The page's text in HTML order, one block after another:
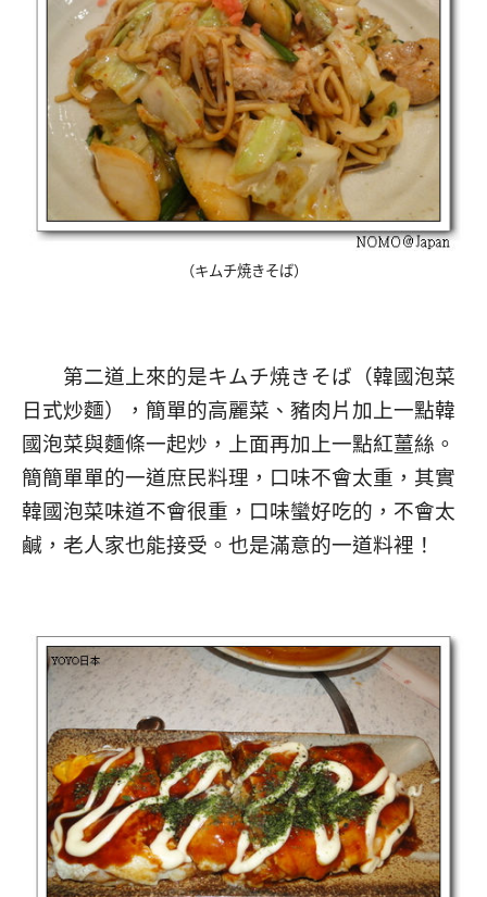
（キムチ焼きそば）
第二道上來的是キムチ焼きそば（韓國泡菜
日式炒麵），簡單的高麗菜、豬肉片加上一點韓
國泡菜與麵條一起炒，上面再加上一點紅薑絲。
簡簡單單的一道庶民料理，口味不會太重，其實
韓國泡菜味道不會很重，口味蠻好吃的，不會太
鹹，老人家也能接受。也是滿意的一道料裡！